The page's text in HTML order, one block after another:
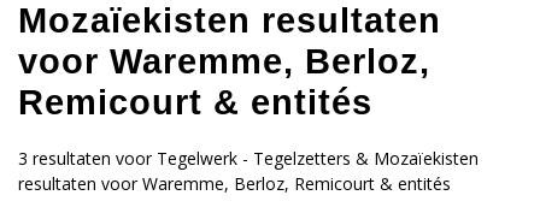
Mozaïekisten resultaten
voor Waremme, Berloz,
Remicourt & entités
3 resultaten voor Tegelwerk - Tegelzetters & Mozaïekisten
resultaten voor Waremme, Berloz, Remicourt & entités